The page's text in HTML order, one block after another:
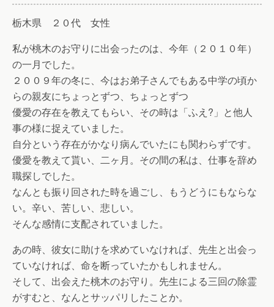
栃木県 ２０代 女性
私が桃木のお守りに出会ったのは、今年（２０１０年）
の一月でした。
２００９年の冬に、今はお弟子さんでもある中学の頃か
らの親友にちょっとずつ、ちょっとずつ
優愛の存在を教えてもらい、その時は「ふえ?」と他人
事の様に捉えていました。
自分という存在がかなり病んでいたにも関わらずです。
優愛を教えて貰い、二ヶ月。その間の私は、仕事を辞め
職探しでした。
なんとも振り回された時を過ごし、もうどうにもならな
い。辛い、苦しい、悲しい。
そんな感情に支配されていました。
あの時、彼女に助けを求めていなければ、先生と出会っ
ていなければ、命を断っていたかもしれません。
そして、出会えた桃木のお守り。先生による三回の除霊
がすむと、なんとサッパリしたことか。